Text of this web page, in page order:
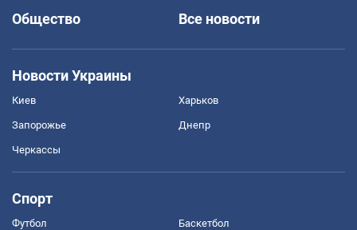
Общество
Все новости
Новости Украины
Киев Харьков
Запорожье Днепр
Черкассы
Спорт
Футбол Баскетбол